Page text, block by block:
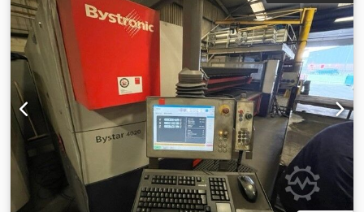
12 mm Max. messing: 12 mm Lengte: 11.000 mm Breedte:
6.050 mm Codpfxjyrfxzs Agroha Hoogte: 2.565 mm
Machinegewicht: 12.000 kg Totale aansluitingwaarde: 31
kW Standaarduitrusting - Maximale positioneersnelheid
assen x, y: 120 m/min - Maximale positioneersnelheid
gelijktijdig: 170 m/min - Positioneringsafwijking Pa: +/- 0,05
mm - Positioneringsnauwkeurigheid Ps: +/- 0,025 mm -
Maximaal werkstukgewicht: 1.100 kg - Bediening via
paneel: ByVision touchscreen bediening en
handbedieningsapparaat Optionele uitrusting - 40-voudige
mondstukwisselaar - Detection Eye - Cut Control - Power
Cut Fiber Automatisering - ByTrans Extended